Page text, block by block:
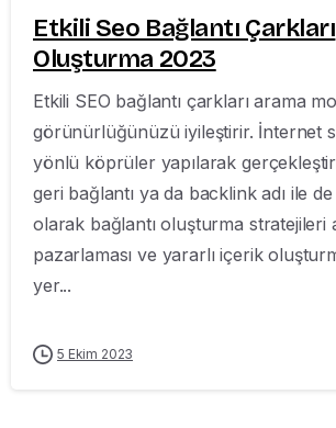
Etkili Seo Bağlantı Çarkları
Oluşturma 2023
Etkili SEO bağlantı çarkları arama
görünürlüğünüzü iyileştirir. İnternet
yönlü köprüler yapılarak
geri bağlantı ya da backlink adı ile de
olarak bağlantı oluşturma stratejileri
pazarlaması ve yararlı içerik
yer...
5 Ekim 2023